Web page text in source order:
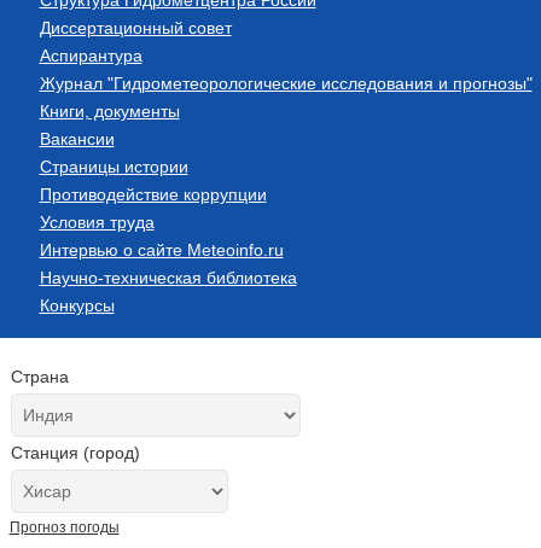
Диссертационный совет
Аспирантура
Журнал "Гидрометеорологические исследования и прогнозы"
Книги, документы
Вакансии
Страницы истории
Противодействие коррупции
Условия труда
Интервью о сайте Meteoinfo.ru
Научно-техническая библиотека
Конкурсы
Страна
Станция (город)
Прогноз погоды